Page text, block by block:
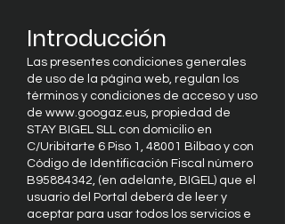
Introducción
Las presentes condiciones generales
de uso de la página web, regulan los
términos y condiciones de acceso y uso
de www.googaz.eus, propiedad de
STAY BIGEL SLL con domicilio en
C/Uribitarte 6 Piso 1, 48001 Bilbao y con
Código de Identificación Fiscal número
B95884342, (en adelante, BIGEL) que el
usuario del Portal deberá de leer y
aceptar para usar todos los servicios e